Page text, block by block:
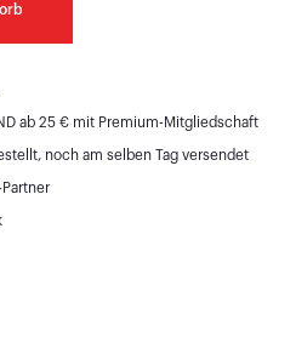
ab 25 € mit Premium-Mitgliedschaft
noch am selben Tag versendet